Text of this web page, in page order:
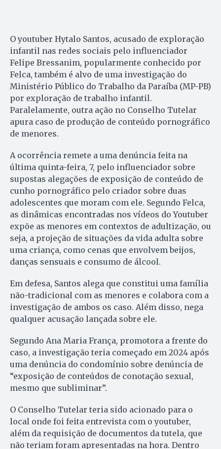
O youtuber Hytalo Santos, acusado de exploração
infantil nas redes sociais pelo influenciador
Felipe Bressanim, popularmente conhecido por
Felca, também é alvo de uma investigação do
Ministério Público do Trabalho da Paraíba (MP-PB)
por exploração de trabalho infantil.
Paralelamente, outra ação no Conselho Tutelar
apura caso de produção de conteúdo pornográfico
de menores.
A ocorrência remete a uma denúncia feita na
última quinta-feira, 7, pelo influenciador sobre
supostas alegações de exposição de conteúdo de
cunho pornográfico pelo criador sobre duas
adolescentes que moram com ele. Segundo Felca,
as dinâmicas encontradas nos vídeos do Youtuber
expõe as menores em contextos de adultização, ou
seja, a projeção de situações da vida adulta sobre
uma criança, como cenas que envolvem beijos,
danças sensuais e consumo de álcool.
Em defesa, Santos alega que constitui uma família
não-tradicional com as menores e colabora com a
investigação de ambos os caso. Além disso, nega
qualquer acusação lançada sobre ele.
Segundo Ana Maria França, promotora a frente do
caso, a investigação teria começado em 2024 após
uma denúncia do condomínio sobre denúncia de
“exposição de conteúdos de conotação sexual,
mesmo que subliminar”.
O Conselho Tutelar teria sido acionado para o
local onde foi feita entrevista com o youtuber,
além da requisição de documentos da tutela, que
não teriam foram apresentadas na hora. Dentro